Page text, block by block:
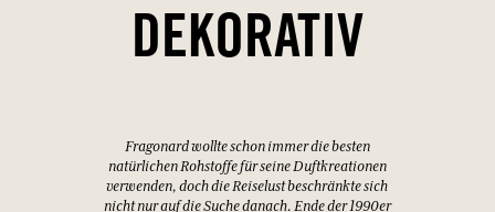
DEKORATIV
Fragonard wollte schon immer die besten
natürlichen Rohstoffe für seine Duftkreationen
verwenden, doch die Reiselust beschränkte sich
nicht nur auf die Suche danach. Ende der 1990er